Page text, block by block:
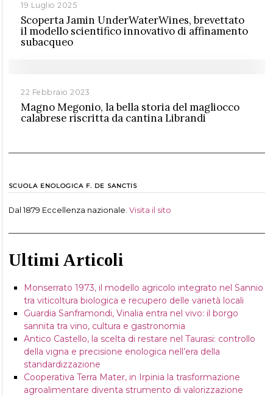
19 Luglio 2025
Scoperta Jamin UnderWaterWines, brevettato
il modello scientifico innovativo di affinamento
subacqueo
22 Febbraio 2023
Magno Megonio, la bella storia del magliocco
calabrese riscritta da cantina Librandi
SCUOLA ENOLOGICA F. DE SANCTIS
Dal 1879 Eccellenza nazionale.Visita il sito
Ultimi Articoli
Monserrato 1973, il modello agricolo integrato nel Sannio
tra viticoltura biologica e recupero delle varietà locali
Guardia Sanframondi, Vinalia entra nel vivo: il borgo
sannita tra vino, cultura e gastronomia
Antico Castello, la scelta di restare nel Taurasi: controllo
della vigna e precisione enologica nell’era della
standardizzazione
Cooperativa Terra Mater, in Irpinia la trasformazione
agroalimentare diventa strumento di valorizzazione